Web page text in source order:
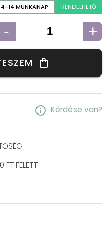
4-14 MUNKANAP RENDELHETŐ
- +
shopping_bag
info Kérdése van?
FELETT